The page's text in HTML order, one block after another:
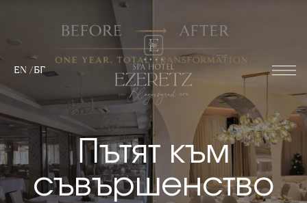
EN /БГ
Пътят към
съвършенство